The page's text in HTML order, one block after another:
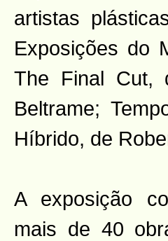
artistas
Exposições do
The Final Cut,
Beltrame;
Híbrido, de
A exposição
mais de 40